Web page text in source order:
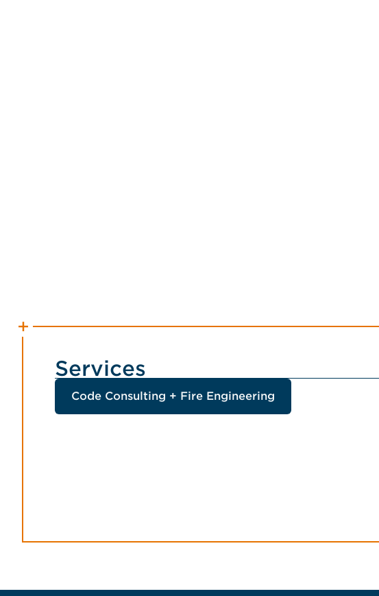
Services
Code Consulting + Fire Engineering